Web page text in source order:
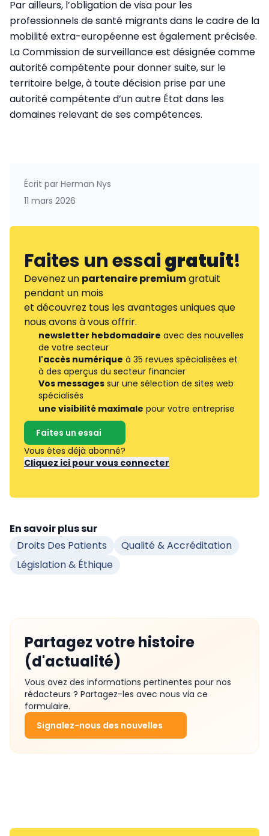
Par ailleurs, l’obligation de visa pour les
professionnels de santé migrants dans le cadre de la
mobilité extra-européenne est également précisée.
La Commission de surveillance est désignée comme
autorité compétente pour donner suite, sur le
territoire belge, à toute décision prise par une
autorité compétente d’un autre État dans les
domaines relevant de ses compétences.
Écrit par Herman Nys
11 mars 2026
Faites un essaigratuit!
Devenez un partenaire premiumgratuit
pendant un mois
et découvrez tous les avantages uniques que
nous avons à vous offrir.
newsletter hebdomadaire avec des nouvelles
de votre secteur
l'accès numérique à 35 revues spécialisées et
à des aperçus du secteur financier
Vos messages sur une sélection de sites web
spécialisés
une visibilité maximale pour votre entreprise
Faites un essai
Vous êtes déjà abonné?
Cliquez ici pour vous connecter
En savoir plus sur
Droits Des Patients
Qualité & Accréditation
Législation & Éthique
Partagez votre histoire
(d'actualité)
Vous avez des informations pertinentes pour nos
rédacteurs ? Partagez-les avec nous via ce
formulaire.
Signalez-nous des nouvelles